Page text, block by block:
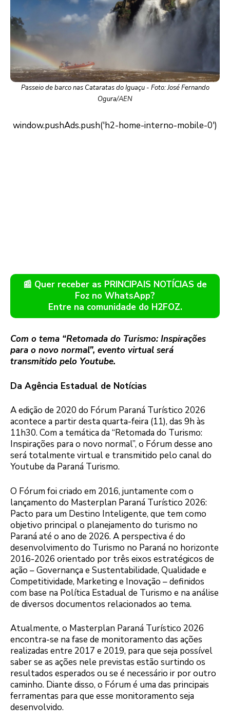
Passeio de barco nas Cataratas do Iguaçu - Foto: José Fernando
Ogura/AEN
📰 Quer receber as PRINCIPAIS NOTÍCIAS de
Foz no WhatsApp?
Entre na comunidade do H2FOZ.
Com o tema “Retomada do Turismo: Inspirações
para o novo normal”, evento virtual será
transmitido pelo Youtube.
Da Agência Estadual de Notícias
A edição de 2020 do Fórum Paraná Turístico 2026
acontece a partir desta quarta-feira (11), das 9h às
11h30. Com a temática da “Retomada do Turismo:
Inspirações para o novo normal”, o Fórum desse ano
será totalmente virtual e transmitido pelo canal do
Youtube da Paraná Turismo.
O Fórum foi criado em 2016, juntamente com o
lançamento do Masterplan Paraná Turístico 2026:
Pacto para um Destino Inteligente, que tem como
objetivo principal o planejamento do turismo no
Paraná até o ano de 2026. A perspectiva é do
desenvolvimento do Turismo no Paraná no horizonte
2016-2026 orientado por três eixos estratégicos de
ação – Governança e Sustentabilidade, Qualidade e
Competitividade, Marketing e Inovação – definidos
com base na Política Estadual de Turismo e na análise
de diversos documentos relacionados ao tema.
Atualmente, o Masterplan Paraná Turístico 2026
encontra-se na fase de monitoramento das ações
realizadas entre 2017 e 2019, para que seja possível
saber se as ações nele previstas estão surtindo os
resultados esperados ou se é necessário ir por outro
caminho. Diante disso, o Fórum é uma das principais
ferramentas para que esse monitoramento seja
desenvolvido.